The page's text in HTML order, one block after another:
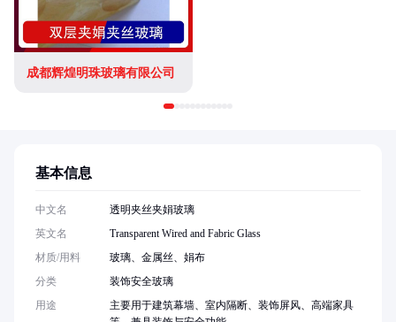
成都辉煌明珠玻璃有限公司
基本信息
中文名
透明夹丝夹娟玻璃
英文名
Transparent Wired and Fabric Glass
材质/用料
玻璃、金属丝、娟布
分类
装饰安全玻璃
用途
主要用于建筑幕墙、室内隔断、装饰屏风、高端家具